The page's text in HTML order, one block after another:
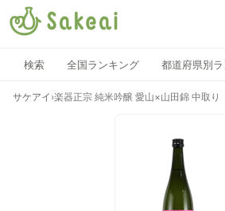
検索 全国ランキング 都道府県別
サケアイ ›楽器正宗 純米吟醸 愛山×山田錦 中取り